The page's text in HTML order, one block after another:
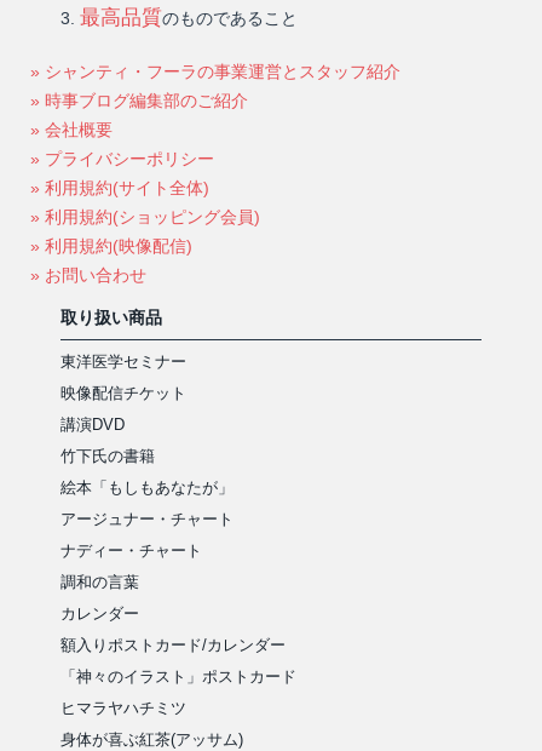
最高品質のものであること
» シャンティ・フーラの事業運営とスタッフ紹介
» 時事ブログ編集部のご紹介
» 会社概要
» プライバシーポリシー
» 利用規約(サイト全体)
» 利用規約(ショッピング会員)
» 利用規約(映像配信)
» お問い合わせ
取り扱い商品
東洋医学セミナー
映像配信チケット
講演DVD
竹下氏の書籍
絵本「もしもあなたが」
アージュナー・チャート
ナディー・チャート
調和の言葉
カレンダー
額入りポストカード/カレンダー
「神々のイラスト」ポストカード
ヒマラヤハチミツ
身体が喜ぶ紅茶(アッサム)